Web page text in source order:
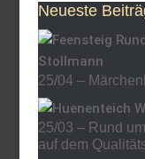
Neueste
25/04 –
25/03 – Rund
auf dem